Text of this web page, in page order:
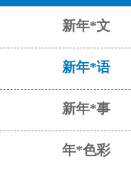
新年*文
新年*语
新年*事
年*色彩